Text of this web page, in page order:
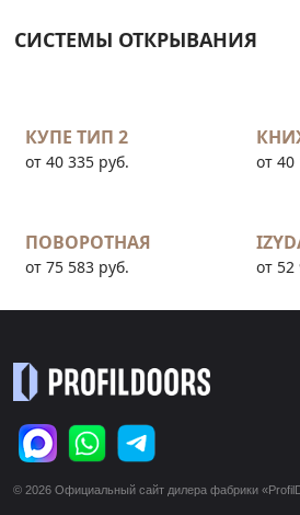
СИСТЕМЫ ОТКРЫВАНИЯ
КУПЕ ТИП 2
от 40 335 руб. от 40
ПОВОРОТНАЯ
от 75 583 руб. от 52
© 2026 Официальный сайт дилера фабрики